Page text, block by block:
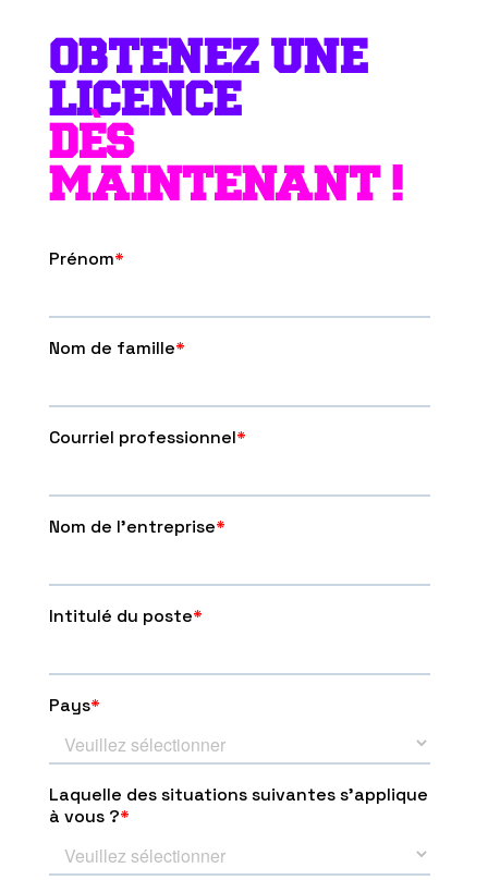
OBTENEZ UNE
LICENCE
DÈS
MAINTENANT !